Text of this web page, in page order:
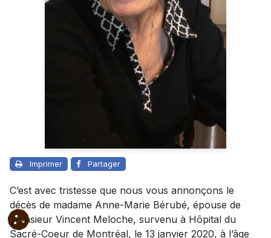
Imprimer Partager
C’est avec tristesse que nous vous annonçons le
décès de madame Anne-Marie Bérubé, épouse de
monsieur Vincent Meloche, survenu à Hôpital du
Sacré-Coeur de Montréal, le 13 janvier 2020, à l’âge